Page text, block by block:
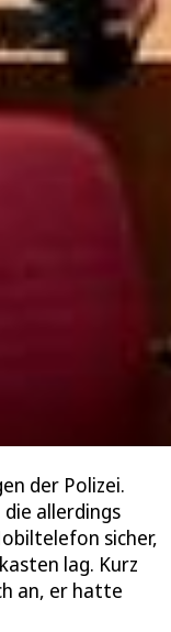
der Polizei.
allerdings
sicher,
lag. Kurz
an, er hatte